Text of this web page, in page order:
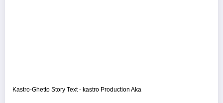
Kastro-Ghetto Story Text - kastro Production Aka